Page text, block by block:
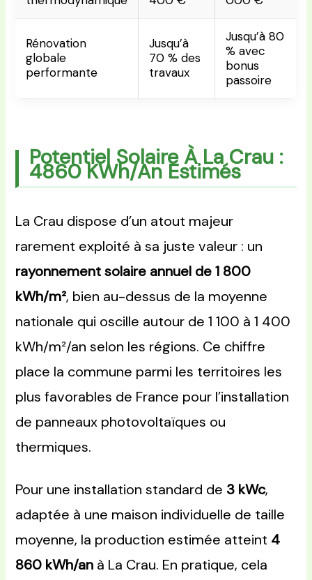
Rénovation
globale
performante
Jusqu’à
70 % des
travaux
Jusqu’à 80
% avec
bonus
passoire
Potentiel Solaire À La Crau :
4860 KWh/an Estimés
La Crau dispose d’un atout majeur
rarement exploité à sa juste valeur : un
rayonnement solaire annuel de 1 800
kWh/m², bien au-dessus de la moyenne
nationale qui oscille autour de 1 100 à 1 400
kWh/m²/an selon les régions. Ce chiffre
place la commune parmi les territoires les
plus favorables de France pour l’installation
de panneaux photovoltaïques ou
thermiques.
Pour une installation standard de 3 kWc,
adaptée à une maison individuelle de taille
moyenne, la production estimée atteint 4
860 kWh/an à La Crau. En pratique, cela